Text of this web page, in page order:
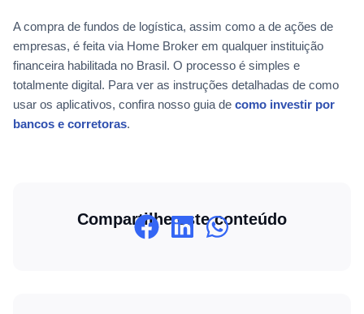
A compra de fundos de logística, assim como a de ações de
empresas, é feita via Home Broker em qualquer instituição
financeira habilitada no Brasil. O processo é simples e
totalmente digital. Para ver as instruções detalhadas de como
usar os aplicativos, confira nosso guia de como investir por
bancos e corretoras.
Compartilhe este conteúdo